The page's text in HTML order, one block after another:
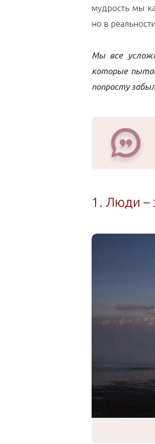
мудрость мы
но в
Мы все
которые
попросту
1. Люди –